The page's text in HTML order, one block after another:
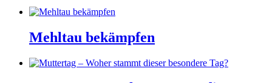
Mehltau bekämpfen